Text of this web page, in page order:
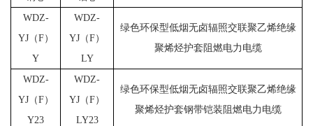
WDZ-
YJ（F）
Y
WDZ-
YJ（F）
LY
绿色环保型低烟无卤辐照交联聚乙烯绝缘
聚烯烃护套阻燃电力电缆
WDZ-
YJ（F）
Y23
WDZ-
YJ（F）
LY23
绿色环保型低烟无卤辐照交联聚乙烯绝缘
聚烯烃护套钢带铠装阻燃电力电缆